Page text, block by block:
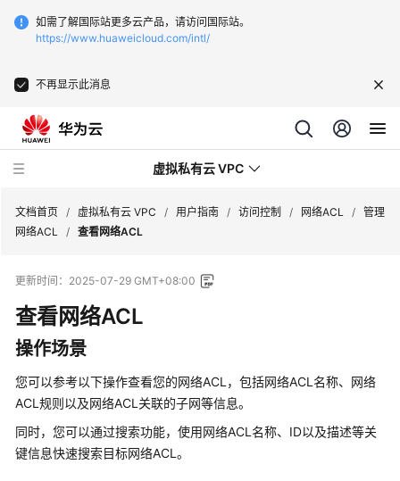
如需了解国际站更多云产品，请访问国际站。
https://www.huaweicloud.com/intl/
不再显示此消息
虚拟私有云 VPC
新
动
态
品
介
绍
文档首页 / 虚拟私有云 VPC / 用户指南 / 访问控制 / 网络ACL / 管理
网络ACL / 查看网络ACL
更新时间： 2025-07-29 GMT+08:00
查看网络ACL
操作场景
您可以参考以下操作查看您的网络ACL ，包括网络ACL 名称、 网络
ACL 规则以及网络ACL 关联的子网等信息。
同时，您可以通过搜索功能，使用网络ACL 名称、ID以及描述等关
键信息快速搜索目标网络ACL 。